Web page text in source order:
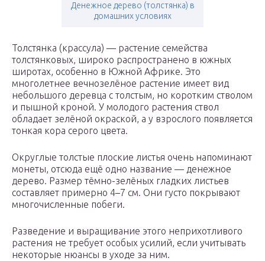
Денежное дерево (толстянка) в
домашних условиях
Толстянка (крассула) — растение семейства
толстянковых, широко распространено в южных
широтах, особенно в Южной Африке. Это
многолетнее вечнозелёное растение имеет вид
небольшого деревца с толстым, но коротким стволом
и пышной кроной. У молодого растения ствол
обладает зелёной окраской, а у взрослого появляется
тонкая кора серого цвета.
Округлые толстые плоские листья очень напоминают
монеты, отсюда ещё одно название — денежное
дерево. Размер тёмно-зелёных гладких листьев
составляет примерно 4–7 см. Они густо покрывают
многочисленные побеги.
Разведение и выращивание этого неприхотливого
растения не требует особых усилий, если учитывать
некоторые нюансы в уходе за ним.